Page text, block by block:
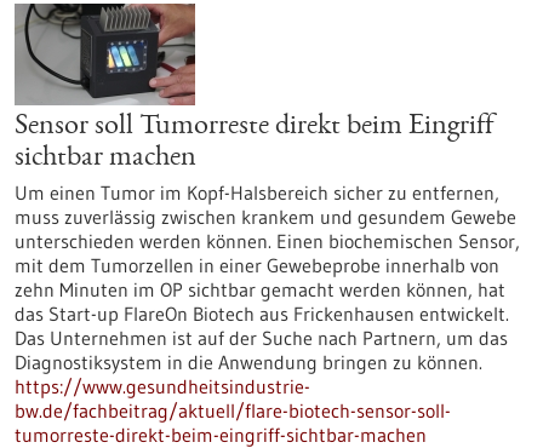
Sensor soll Tumorreste direkt beim Eingriff
sichtbar machen
Um einen Tumor im Kopf-Halsbereich sicher zu entfernen,
muss zuverlässig zwischen krankem und gesundem Gewebe
unterschieden werden können. Einen biochemischen Sensor,
mit dem Tumorzellen in einer Gewebeprobe innerhalb von
zehn Minuten im OP sichtbar gemacht werden können, hat
das Start-up FlareOn Biotech aus Frickenhausen entwickelt.
Das Unternehmen ist auf der Suche nach Partnern, um das
Diagnostiksystem in die Anwendung bringen zu können.
https://www.gesundheitsindustrie-
bw.de/fachbeitrag/aktuell/flare-biotech-sensor-soll-
tumorreste-direkt-beim-eingriff-sichtbar-machen